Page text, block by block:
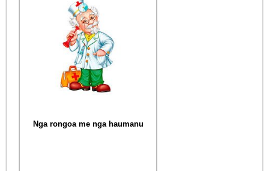
Nga rongoa me nga haumanu